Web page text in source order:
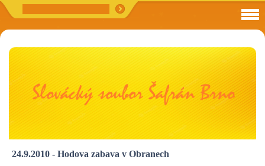
24.9.2010 - Hodova zabava v Obranech